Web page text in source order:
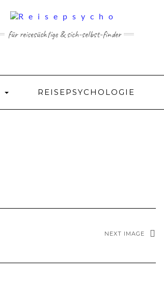
für reisesüchtige & sich-selbst-finder
REISEPSYCHOLOGIE
NEXT IMAGE